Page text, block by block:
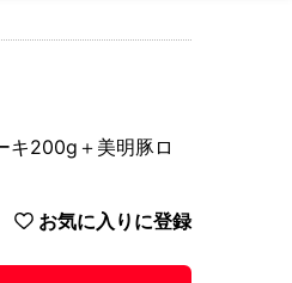
キ200g＋美明豚ロ
お気に入りに登録